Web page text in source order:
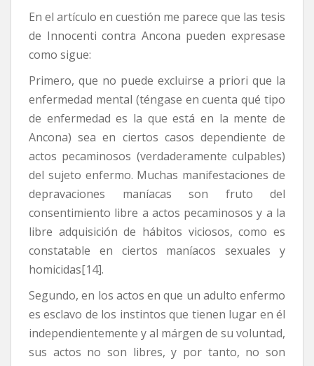
En el artículo en cuestión me parece que las tesis
de Innocenti contra Ancona pueden expresase
como sigue:
Primero, que no puede excluirse a priori que la
enfermedad mental (téngase en cuenta qué tipo
de enfermedad es la que está en la mente de
Ancona) sea en ciertos casos dependiente de
actos pecaminosos (verdaderamente culpables)
del sujeto enfermo. Muchas manifestaciones de
depravaciones maníacas son fruto del
consentimiento libre a actos pecaminosos y a la
libre adquisición de hábitos viciosos, como es
constatable en ciertos maníacos sexuales y
homicidas[14].
Segundo, en los actos en que un adulto enfermo
es esclavo de los instintos que tienen lugar en él
independientemente y al márgen de su voluntad,
sus actos no son libres, y por tanto, no son